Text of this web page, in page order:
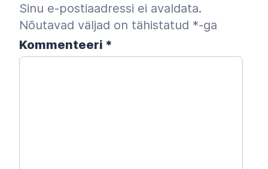
Sinu e-postiaadressi ei avaldata.
Nõutavad väljad on tähistatud *-ga
Kommenteeri *